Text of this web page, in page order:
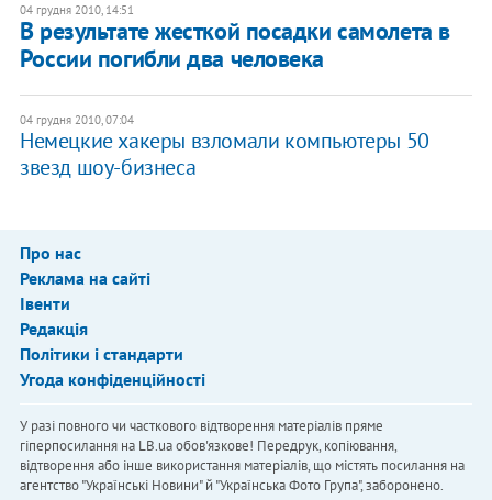
04 грудня 2010, 14:51
В результате жесткой посадки самолета в
России погибли два человека
04 грудня 2010, 07:04
Немецкие хакеры взломали компьютеры 50
звезд шоу-бизнеса
Про нас
Реклама на сайті
Івенти
Редакція
Політики і стандарти
Угода конфіденційності
У разі повного чи часткового відтворення матеріалів пряме
гіперпосилання на LB.ua обов'язкове! Передрук, копіювання,
відтворення або інше використання матеріалів, що містять посилання на
агентство "Українськi Новини" й "Українська Фото Група", заборонено.